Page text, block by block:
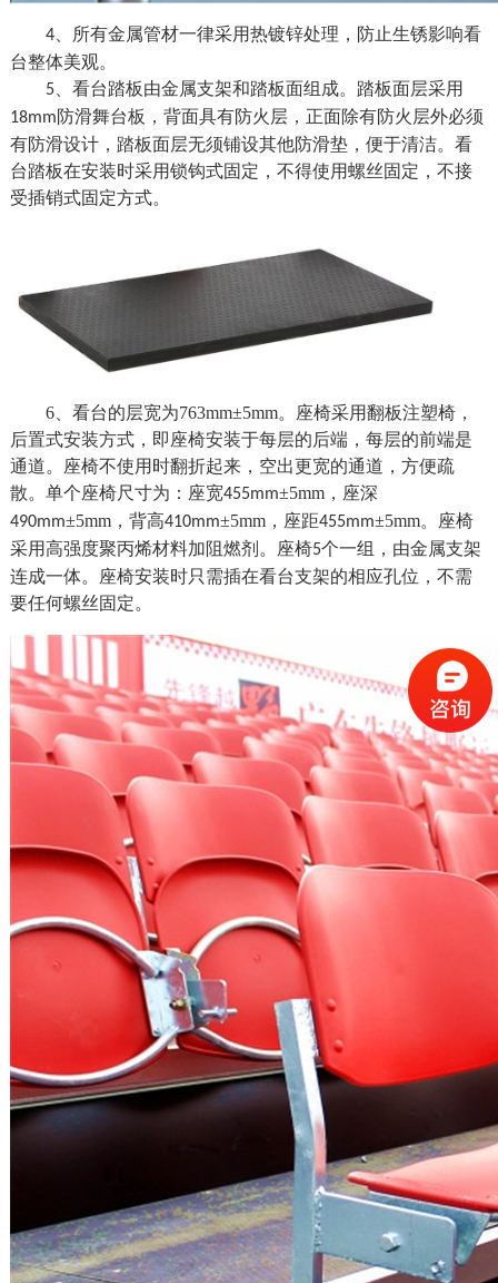
4、所有金属管材一律采用热镀锌处理，防止生锈影响看
台整体美观。
5、看台踏板由金属支架和踏板面组成。踏板面层采用
18mm防滑舞台板， 背面具有防火层，正面除有防火层外必须
有防滑设计， 踏板面层无须铺设其他防滑垫，便于清洁。看
台踏板在安装时采用锁钩式固定，不得使用螺丝固定，不接
受插销式固定方式。
6、看台的层宽为763mm±5mm。座椅采用翻板注塑椅，
后置式安装方式，即座椅安装于每层的后端，每层的前端是
通道。座椅不使用时翻折起来，空出更宽的通道，方便疏
散。单个座椅尺寸为：座宽455mm±5mm，座深
490mm±5mm，背高410mm±5mm，座距455mm±5mm。座椅
采用高强度聚丙烯材料加阻燃剂。座椅5个一组，由金属支架
连成一体。座椅安装时只需插在看台支架的相应孔位，不需
要任何螺丝固定。